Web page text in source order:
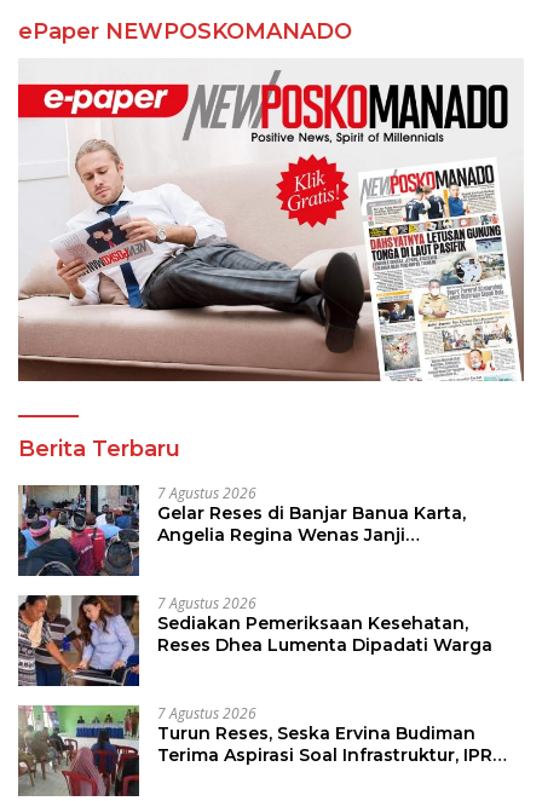
ePaper NEWPOSKOMANADO
Berita Terbaru
7 Agustus 2026
Gelar Reses di Banjar Banua Karta,
Angelia Regina Wenas Janji
7 Agustus 2026
Sediakan Pemeriksaan Kesehatan,
Reses Dhea Lumenta Dipadati Warga
7 Agustus 2026
Turun Reses, Seska Ervina Budiman
Terima Aspirasi Soal Infrastruktur, IPR